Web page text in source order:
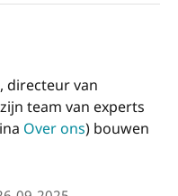
directeur van
team van experts
Over ons) bouwen